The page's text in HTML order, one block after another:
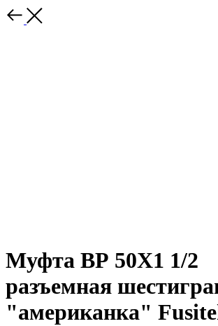
Муфта ВР 50Х1 1/2
разъемная
"американка"